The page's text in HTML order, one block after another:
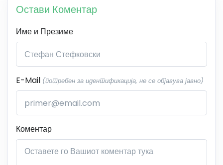
Остави Коментар
Име и Презиме
E-Mail (потребен за идентификација, не се објавува јавно)
Коментар